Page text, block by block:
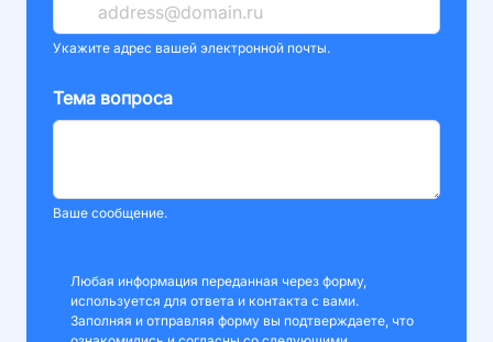
Укажите адрес вашей электронной почты.
Тема вопроса
Ваше сообщение.
Любая информация переданная через форму,
используется для ответа и контакта с вами.
Заполняя и отправляя форму вы подтверждаете, что